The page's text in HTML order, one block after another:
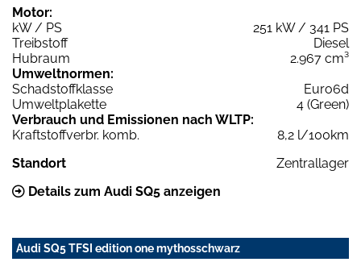
Motor:
kW / PS
251 kW / 341 PS
Treibstoff
Diesel
Hubraum
2.967 cm³
Umweltnormen:
Schadstoffklasse
Euro6d
Umweltplakette
4 (Green)
Verbrauch und Emissionen nach WLTP:
Kraftstoffverbr. komb.
8,2 l/100km
Standort
Zentrallager
Details zum Audi SQ5 anzeigen
Audi SQ5 TFSI edition one mythosschwarz